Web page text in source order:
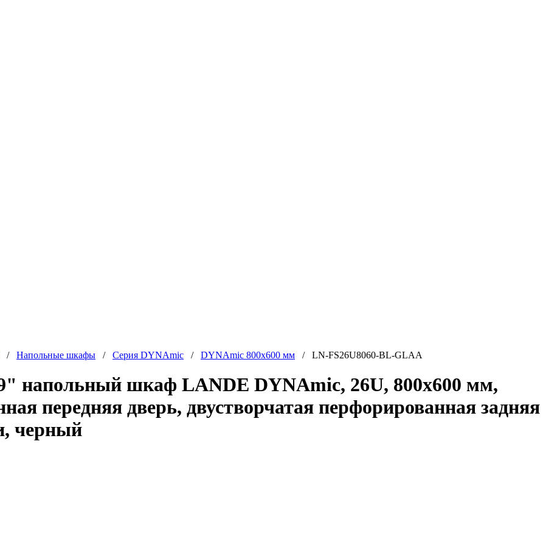
/ Напольные шкафы / Серия DYNAmic / DYNAmic 800x600 мм / LN-FS26U8060-BL-GLAA
напольный шкаф LANDE DYNAmic, 26U, 800x600 мм,
передняя дверь, двустворчатая перфорированная задняя
черный